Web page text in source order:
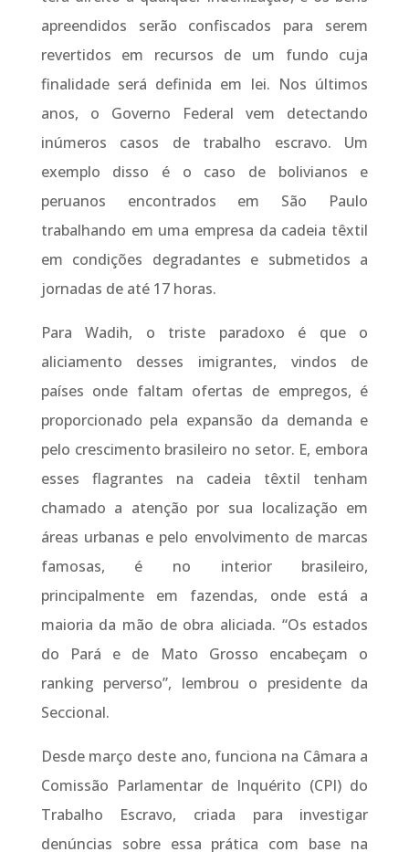
apreendidos serão confiscados para serem
revertidos em recursos de um fundo cuja
finalidade será definida em lei. Nos últimos
anos, o Governo Federal vem detectando
inúmeros casos de trabalho escravo. Um
exemplo disso é o caso de bolivianos e
peruanos encontrados em São Paulo
trabalhando em uma empresa da cadeia têxtil
em condições degradantes e submetidos a
jornadas de até 17 horas.
Para Wadih, o triste paradoxo é que o
aliciamento desses imigrantes, vindos de
países onde faltam ofertas de empregos, é
proporcionado pela expansão da demanda e
pelo crescimento brasileiro no setor. E, embora
esses flagrantes na cadeia têxtil tenham
chamado a atenção por sua localização em
áreas urbanas e pelo envolvimento de marcas
famosas, é no interior brasileiro,
principalmente em fazendas, onde está a
maioria da mão de obra aliciada. “Os estados
do Pará e de Mato Grosso encabeçam o
ranking perverso”, lembrou o presidente da
Seccional.
Desde março deste ano, funciona na Câmara a
Comissão Parlamentar de Inquérito (CPI) do
Trabalho Escravo, criada para investigar
denúncias sobre essa prática com base na